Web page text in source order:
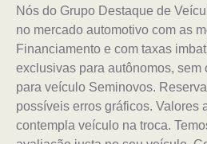
Nós do Grupo Destaque de
no mercado automotivo com as
Financiamento e com taxas
exclusivas para autônomos, sem
para veículo Seminovos.
possíveis erros gráficos. Valores
contempla veículo na troca.